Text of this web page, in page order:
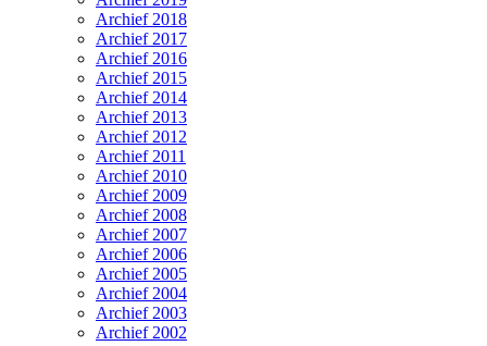
Archief 2018
Archief 2017
Archief 2016
Archief 2015
Archief 2014
Archief 2013
Archief 2012
Archief 2011
Archief 2010
Archief 2009
Archief 2008
Archief 2007
Archief 2006
Archief 2005
Archief 2004
Archief 2003
Archief 2002